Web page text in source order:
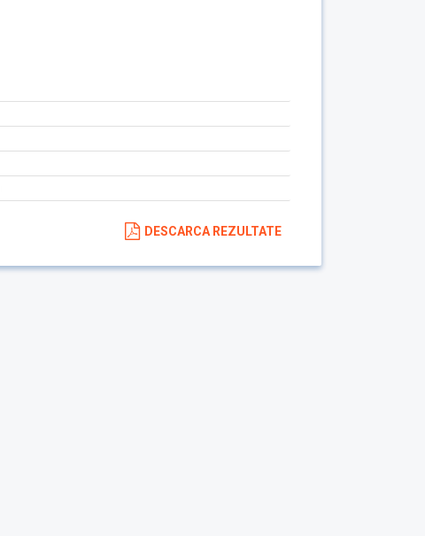
DESCARCA REZULTATE